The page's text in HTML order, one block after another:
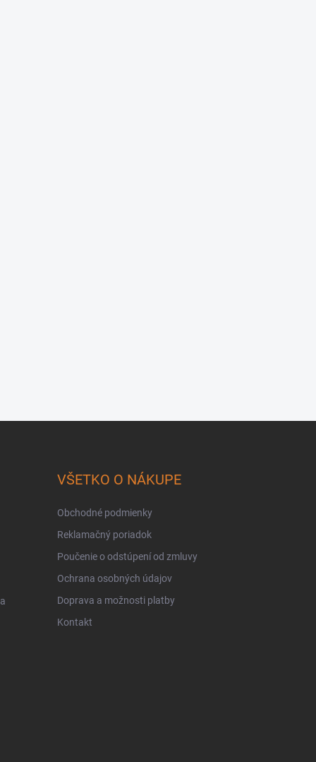
VŠETKO O NÁKUPE
Obchodné podmienky
Reklamačný poriadok
Poučenie o odstúpení od zmluvy
Ochrana osobných údajov
Doprava a možnosti platby
Kontakt